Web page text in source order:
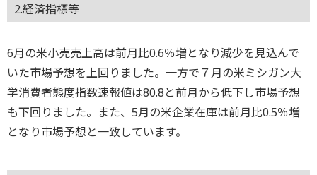
2.経済指標等
6月の米小売売上高は前月比0.6％増となり減少を見込んで
いた市場予想を上回りました。一方で７月の米ミシガン大
学消費者態度指数速報値は80.8と前月から低下し市場予想
も下回りました。また、5月の米企業在庫は前月比0.5％増
となり市場予想と一致しています。